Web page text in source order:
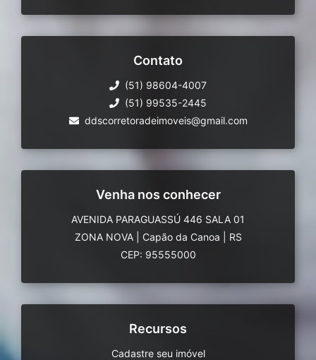
Contato
(51) 98604-4007
(51) 99535-2445
ddscorretoradeimoveis@gmail.com
Venha nos conhecer
AVENIDA PARAGUASSÚ 446 SALA 01
ZONA NOVA
Capão da Canoa
RS
CEP: 95555000
Recursos
Cadastre seu imóvel